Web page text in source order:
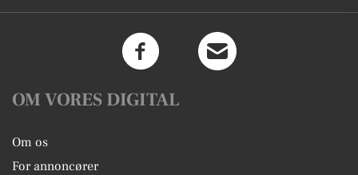
OM VORES DIGITAL
Om os
For annoncører